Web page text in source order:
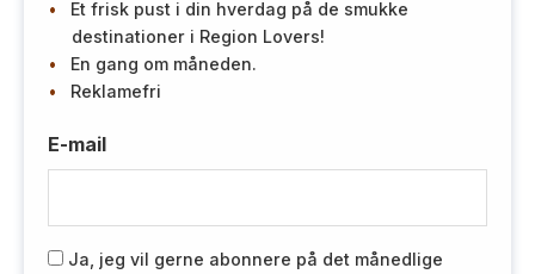
Et frisk pust i din hverdag på de smukke
destinationer i Region Lovers!
En gang om måneden.
Reklamefri
E-mail
R Ja, jeg vil gerne abonnere på det månedlige